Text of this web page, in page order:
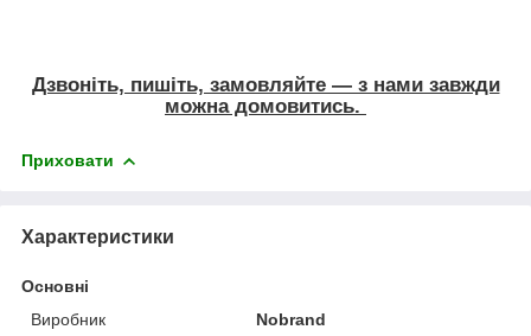
Дзвоніть, пишіть, замовляйте ― з нами завжди
можна домовитись.
Приховати
Характеристики
Основні
Виробник
Nobrand